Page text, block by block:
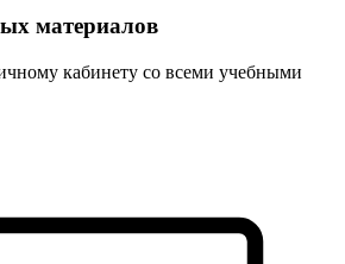
материалов
кабинету со всеми учебными